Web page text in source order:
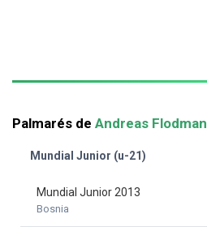
Palmarés de Andreas Flodman
Mundial Junior (u-21)
Mundial Junior 2013
Bosnia